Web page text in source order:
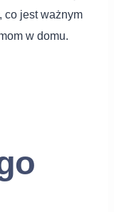
co jest ważnym
w domu.